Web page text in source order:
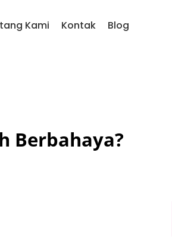
Kami Kontak Blog
Berbahaya?